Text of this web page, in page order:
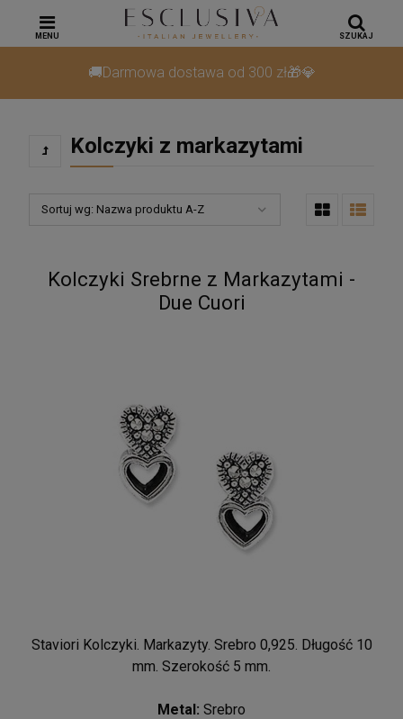
🚚Darmowa dostawa od 300 zł🎁💎
MENU SZUKAJ
Kolczyki z markazytami
Sortuj wg: Nazwa produktu A-Z
Kolczyki Srebrne z Markazytami -
Due Cuori
Staviori Kolczyki. Markazyty. Srebro 0,925. Długość 10
mm. Szerokość 5 mm.
Metal: Srebro